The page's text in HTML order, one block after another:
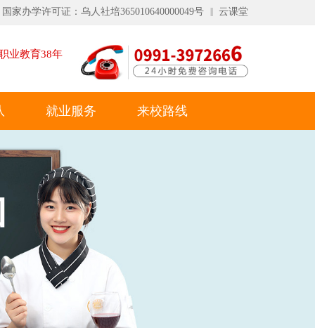
国家办学许可证：乌人社培365010640000049号 云课堂
业教育38年
就业服务 来校路线